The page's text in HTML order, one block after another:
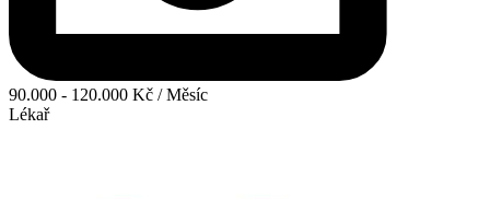
90.000 - 120.000 Kč / Měsíc
Lékař